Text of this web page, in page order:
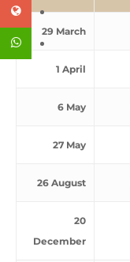
29 March
1 April
6 May
27 May
26 August
20
December